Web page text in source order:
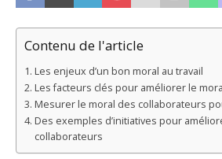
Contenu de l'article
Les enjeux d’un bon moral au travail
Les facteurs clés pour améliorer le
Mesurer le moral des collaborateurs
Des exemples d’initiatives pour
collaborateurs